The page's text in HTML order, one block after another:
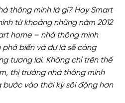
thông minh là gì? Hay Smart
từ khoảng những năm 2012
home – nhà thông minh
biến và dự là sẽ càng
tương lai. Không chỉ trên thế
thị trường nhà thông minh
vào thời kỳ sôi động hơn